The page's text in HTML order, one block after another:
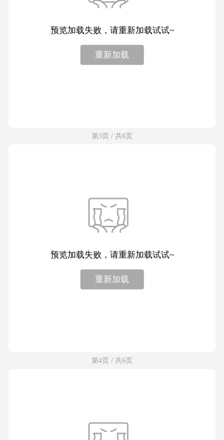
预览加载失败，请重新加载试试~
重新加载
第3页 / 共6页
预览加载失败，请重新加载试试~
重新加载
第4页 / 共6页